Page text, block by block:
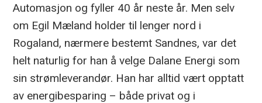
Automasjon og fyller 40 år neste år. Men selv
om Egil Mæland holder til lenger nord i
Rogaland, nærmere bestemt Sandnes, var det
helt naturlig for han å velge Dalane Energi som
sin strømleverandør. Han har alltid vært opptatt
av energibesparing – både privat og i